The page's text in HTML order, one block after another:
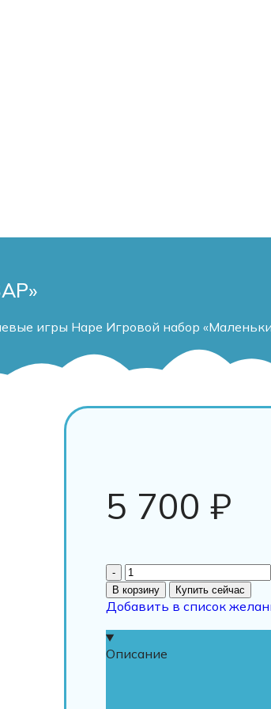
игры Hape Игровой набор
5 700 ₽
В корзину Купить сейчас
Добавить в список
Описание